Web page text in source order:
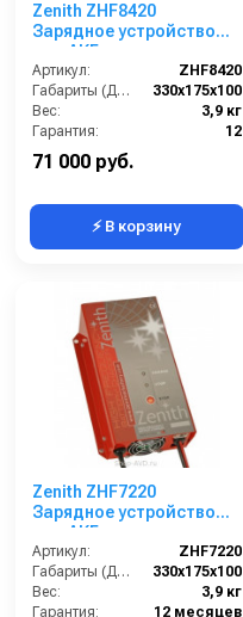
Zenith ZHF8420
Зарядное устройство
для АКБ
Артикул:
ZHF8420
Габариты (ДхШхВ):
330х175х100
Вес:
3,9 кг
Гарантия:
12
71 000 руб.
⚡ В корзину
Zenith ZHF7220
Зарядное устройство
для АКБ
Артикул:
ZHF7220
Габариты (ДхШхВ):
330х175х100
Вес:
3,9 кг
Гарантия:
12 месяцев